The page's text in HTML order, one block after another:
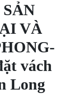
VÀ
vách
Long